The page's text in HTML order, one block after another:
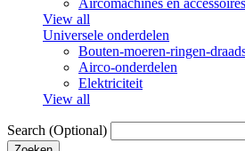
Aircomachines en accessoires
View all
Universele onderdelen
Bouten-moeren-ringen-
Airco-onderdelen
Elektriciteit
View all
Search (Optional)